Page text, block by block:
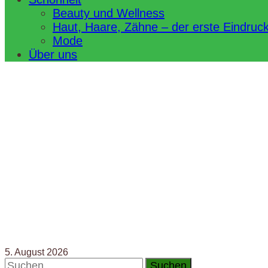
Beauty und Wellness
Haut, Haare, Zähne – der erste
Mode
Über uns
5. August 2026
Suchen